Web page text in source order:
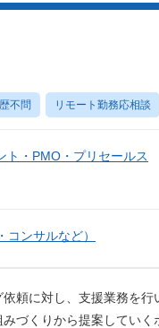
不問 リモート勤務応相談
ト・PMO・プリセールス
ンサルなど）
頼に対し、支援業務を行
づくりから提案していく